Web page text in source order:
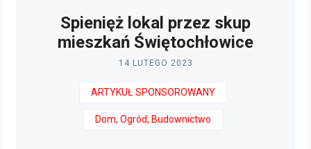
Spienięż lokal przez skup
mieszkań Świętochłowice
14 LUTEGO 2023
ARTYKUŁ SPONSOROWANY
Dom, Ogród, Budownictwo